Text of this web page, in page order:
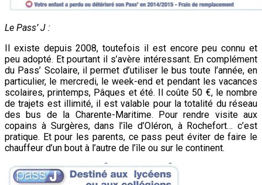
Le Pass’ J :
Il existe depuis 2008, toutefois il est encore peu connu et
peu adopté. Et pourtant il s’avère intéressant. En complément
du Pass’ Scolaire, il permet d’utiliser le bus toute l’année, en
particulier, le mercredi, le week-end et pendant les vacances
scolaires, printemps, Pâques et été. Il coûte 50 €, le nombre
de trajets est illimité, il est valable pour la totalité du réseau
des bus de la Charente-Maritime. Pour rendre visite aux
copains à Surgères, dans l’île d’Oléron, à Rochefort… c’est
pratique. Et pour les parents, ce pass peut éviter de faire le
chauffeur d’un bout à l’autre de l’île ou sur le continent.